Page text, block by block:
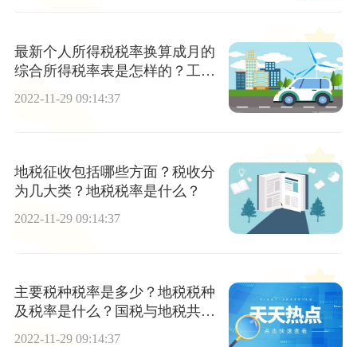
最新个人所得税税率换算成月的
综合所得税率表是怎样的？工资
2022-11-29 09:14:37
地税征收包括哪些方面？税收分
为几大类？地税税率是什么？
2022-11-29 09:14:37
主要税种税率是多少？地税税种
及税率是什么？国税与地税共享
征收是什么？
2022-11-29 09:14:37